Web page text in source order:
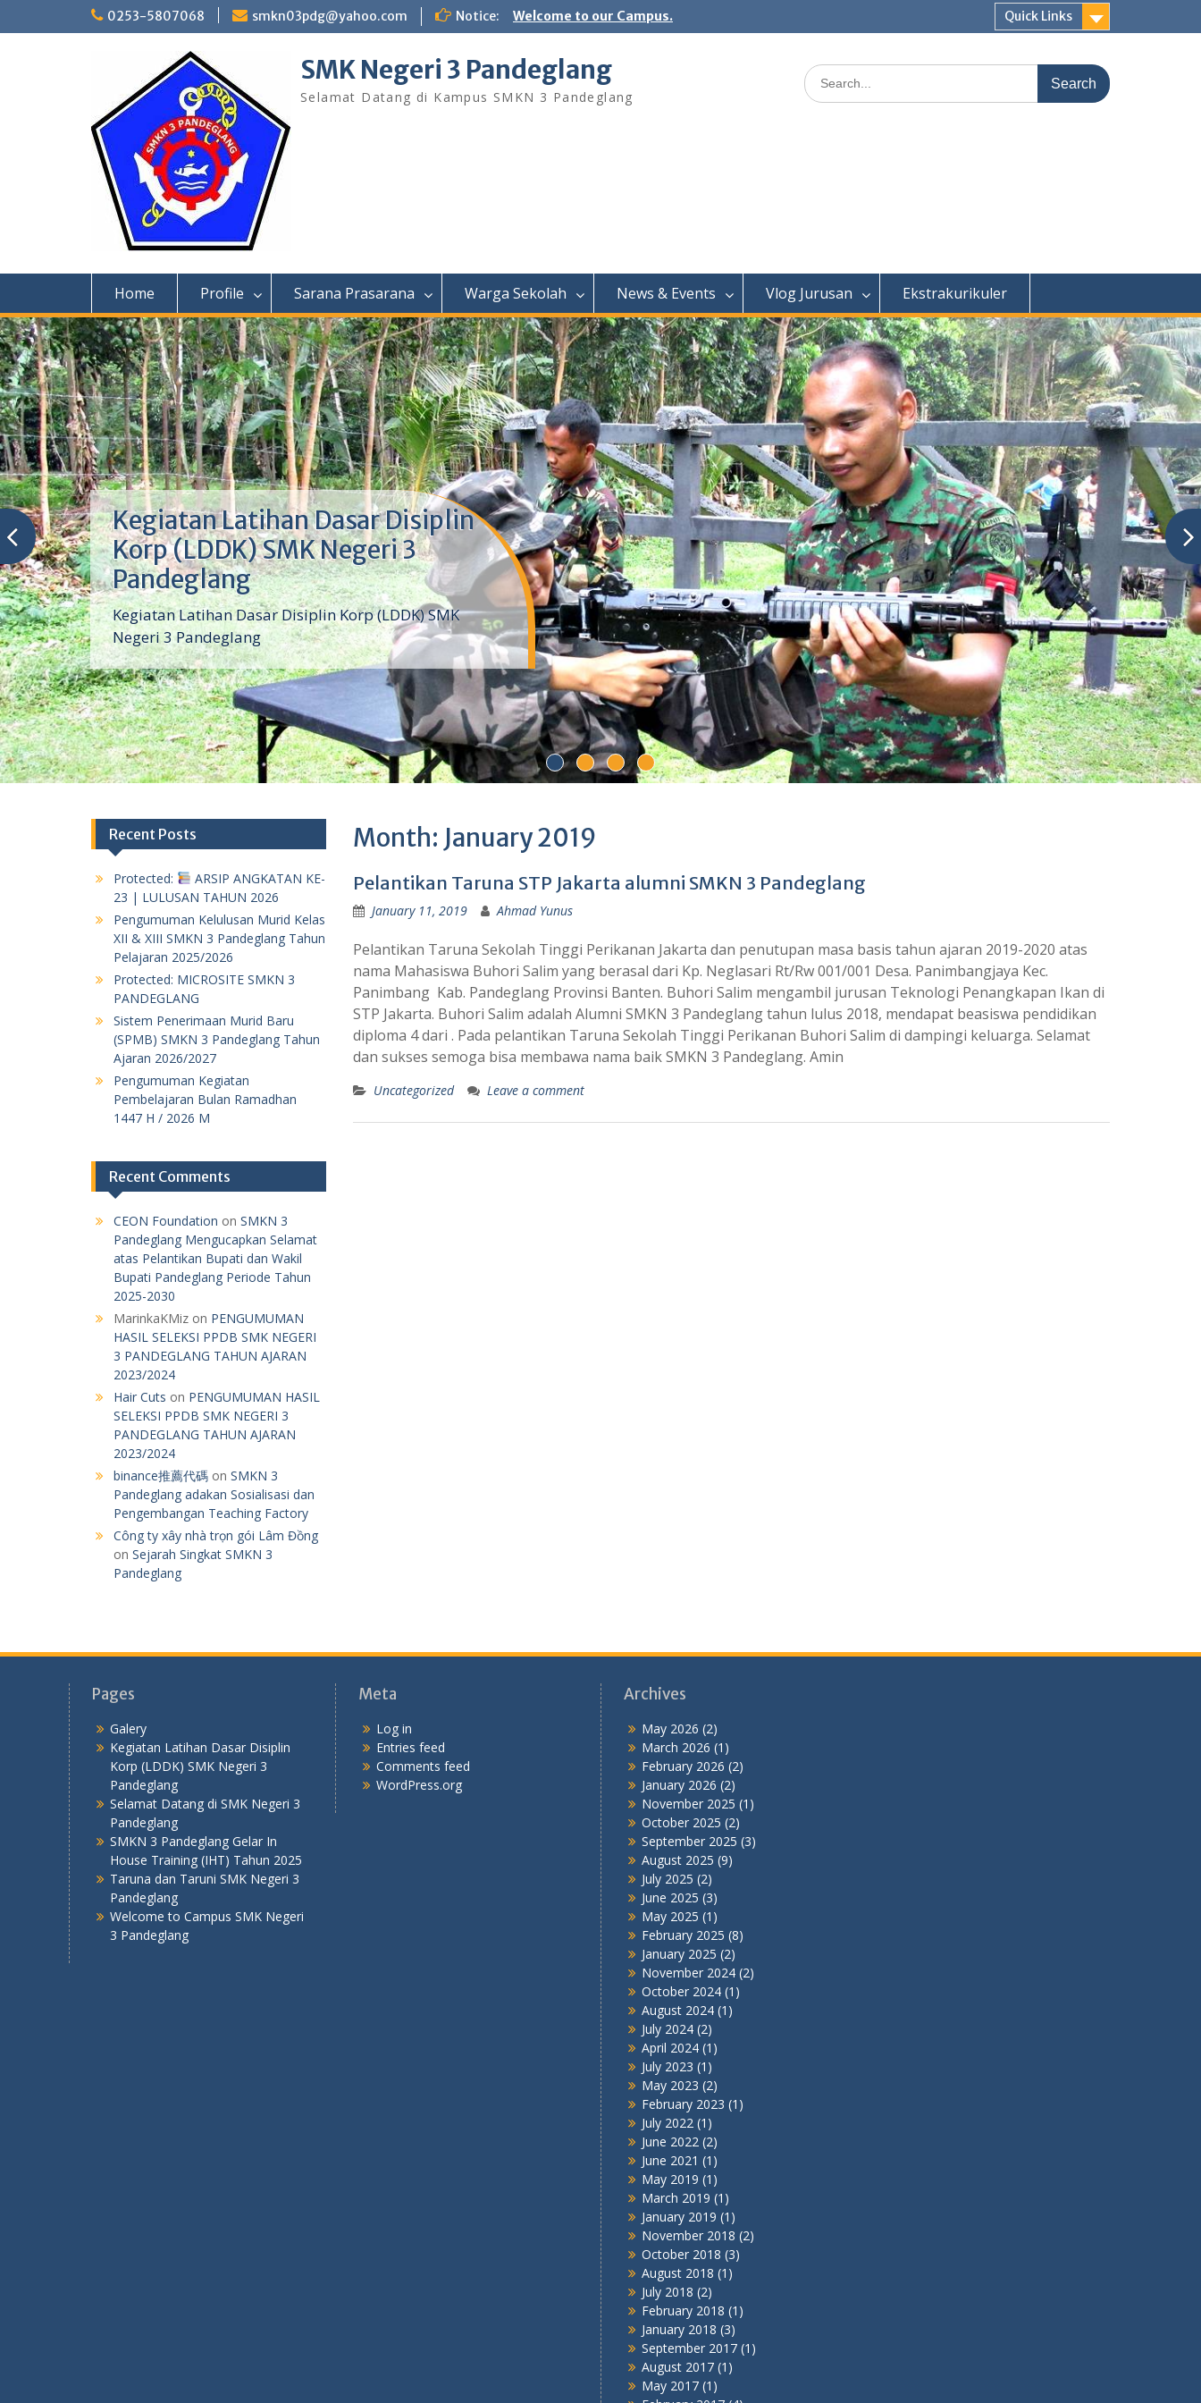
0253-5807068 smkn03pdg@yahoo.com Notice: Welcome to our Campus. Quick Links
SMK Negeri 3 Pandeglang
Selamat Datang di Kampus SMKN 3 Pandeglang
Search
for:
Home Profile Sarana Prasarana Warga Sekolah News & Events Vlog Jurusan Ekstrakurikuler
Kegiatan Latihan Dasar Disiplin
Korp (LDDK) SMK Negeri 3
Pandeglang
Kegiatan Latihan Dasar Disiplin Korp (LDDK) SMK
Negeri 3 Pandeglang
Month: January 2019
Pelantikan Taruna STP Jakarta alumni SMKN 3 Pandeglang
January 11, 2019 Ahmad Yunus
Pelantikan Taruna Sekolah Tinggi Perikanan Jakarta dan penutupan masa basis tahun ajaran 2019-2020 atas
nama Mahasiswa Buhori Salim yang berasal dari Kp. Neglasari Rt/Rw 001/001 Desa. Panimbangjaya Kec.
Panimbang Kab. Pandeglang Provinsi Banten. Buhori Salim mengambil jurusan Teknologi Penangkapan Ikan di
STP Jakarta. Buhori Salim adalah Alumni SMKN 3 Pandeglang tahun lulus 2018, mendapat beasiswa pendidikan
diploma 4 dari . Pada pelantikan Taruna Sekolah Tinggi Perikanan Buhori Salim di dampingi keluarga. Selamat
dan sukses semoga bisa membawa nama baik SMKN 3 Pandeglang. Amin
Uncategorized Leave a comment
Recent Posts
Protected:
ARSIP ANGKATAN KE-
23 | LULUSAN TAHUN 2026
Pengumuman Kelulusan Murid Kelas
XII & XIII SMKN 3 Pandeglang Tahun
Pelajaran 2025/2026
Protected: MICROSITE SMKN 3
PANDEGLANG
Sistem Penerimaan Murid Baru
(SPMB) SMKN 3 Pandeglang Tahun
Ajaran 2026/2027
Pengumuman Kegiatan
Pembelajaran Bulan Ramadhan
1447 H / 2026 M
Recent Comments
CEON Foundation on SMKN 3
Pandeglang Mengucapkan Selamat
atas Pelantikan Bupati dan Wakil
Bupati Pandeglang Periode Tahun
2025-2030
MarinkaKMiz on PENGUMUMAN
HASIL SELEKSI PPDB SMK NEGERI
3 PANDEGLANG TAHUN AJARAN
2023/2024
Hair Cuts on PENGUMUMAN HASIL
SELEKSI PPDB SMK NEGERI 3
PANDEGLANG TAHUN AJARAN
2023/2024
binance推薦代碼 on SMKN 3
Pandeglang adakan Sosialisasi dan
Pengembangan Teaching Factory
Công ty xây nhà trọn gói Lâm Đồng
on Sejarah Singkat SMKN 3
Pandeglang
Pages
Galery
Kegiatan Latihan Dasar Disiplin
Korp (LDDK) SMK Negeri 3
Pandeglang
Selamat Datang di SMK Negeri 3
Pandeglang
SMKN 3 Pandeglang Gelar In
House Training (IHT) Tahun 2025
Taruna dan Taruni SMK Negeri 3
Pandeglang
Welcome to Campus SMK Negeri
3 Pandeglang
Meta
Log in
Entries feed
Comments feed
WordPress.org
Archives
May 2026 (2)
March 2026 (1)
February 2026 (2)
January 2026 (2)
November 2025 (1)
October 2025 (2)
September 2025 (3)
August 2025 (9)
July 2025 (2)
June 2025 (3)
May 2025 (1)
February 2025 (8)
January 2025 (2)
November 2024 (2)
October 2024 (1)
August 2024 (1)
July 2024 (2)
April 2024 (1)
July 2023 (1)
May 2023 (2)
February 2023 (1)
July 2022 (1)
June 2022 (2)
June 2021 (1)
May 2019 (1)
March 2019 (1)
January 2019 (1)
November 2018 (2)
October 2018 (3)
August 2018 (1)
July 2018 (2)
February 2018 (1)
January 2018 (3)
September 2017 (1)
August 2017 (1)
May 2017 (1)